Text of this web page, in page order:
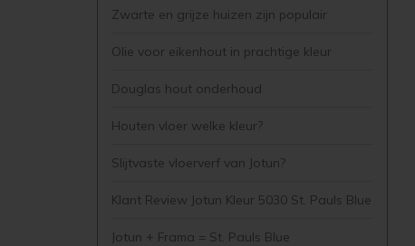
Zwarte en grijze huizen zijn populair
Olie voor eikenhout in prachtige kleur
Douglas hout onderhoud
Houten vloer welke kleur?
Slijtvaste vloerverf van Jotun?
Klant Review Jotun Kleur 5030 St. Pauls Blue
Jotun + Frama = St. Pauls Blue